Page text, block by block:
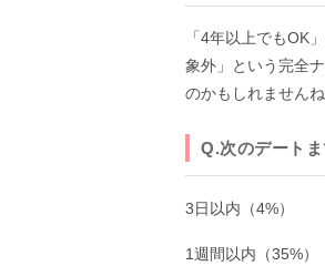
「4年以上でもOK
象外」という完全
のかもしれませんね
Q.次のデート
3日以内（4%）
1週間以内（35%）